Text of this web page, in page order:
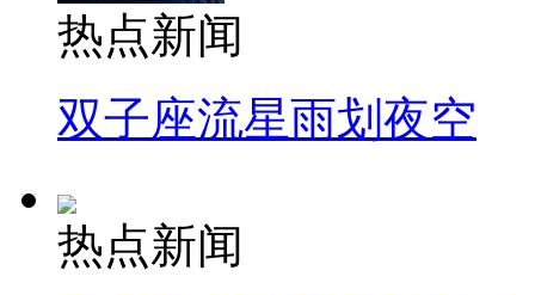
热点新闻
双子座流星雨划夜空
热点新闻